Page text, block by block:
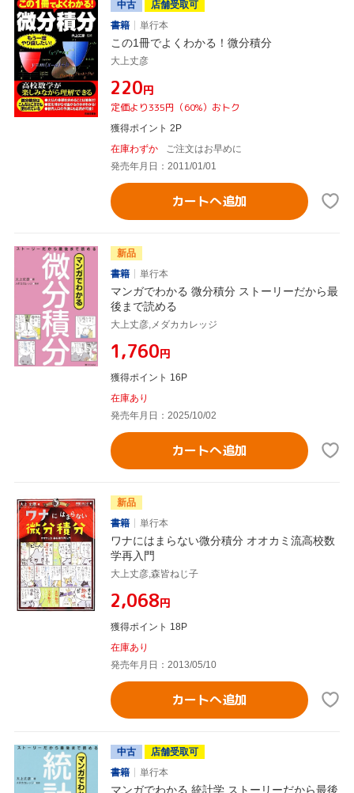
中古
店舗受取可
書籍
単行本
この1冊でよくわかる！微分積分
大上丈彦
¥220円
定価より335円（60%）おトク
獲得ポイント 2P
在庫わずか
ご注文はお早めに
発売年月日：2011/01/01
カートへ追加
新品
書籍
単行本
マンガでわかる 微分積分 ストーリーだから最
後まで読める
大上丈彦,メダカカレッジ
¥1,760円
獲得ポイント 16P
在庫あり
発売年月日：2025/10/02
カートへ追加
新品
書籍
単行本
ワナにはまらない微分積分 オオカミ流高校数
学再入門
大上丈彦,森皆ねじ子
¥2,068円
獲得ポイント 18P
在庫あり
発売年月日：2013/05/10
カートへ追加
中古
店舗受取可
書籍
単行本
マンガでわかる 統計学 ストーリーだから最後